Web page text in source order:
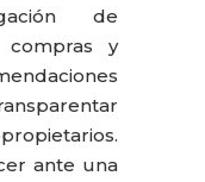
de
compras y
ante una